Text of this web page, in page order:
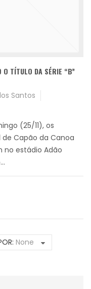
O TÍTULO DA SÉRIE “B”
Santos
(25/11), os
Capão da Canoa
no estádio Adão
None